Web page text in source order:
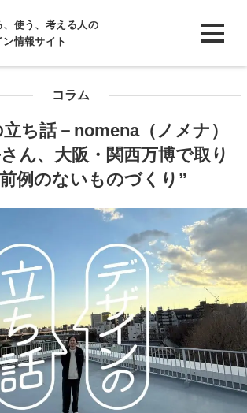
、使う、考える人の
ン情報サイト
コラム
ち話－nomena（ノメナ）
ん、大阪・関西万博で取り
例のないものづくり”